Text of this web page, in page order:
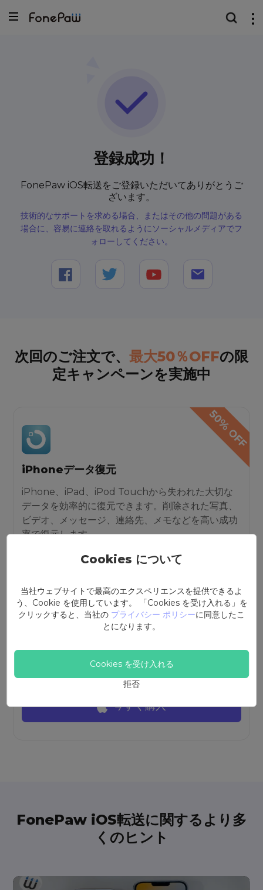
登録成功！
FonePaw iOS転送をご登録いただいてありがとうご
ざいます。
技術的なサポートを求める場合、またはその他の問題がある
場合に、容易に連絡を取れるようにソーシャルメディアでフ
ォローしてください。
次回のご注文で、 最大50％OFFの限
定キャンペーンを実施中
iPhoneデータ復元
iPhone、iPad、iPod Touchから失われた大切な
データを効率的に復元できます。削除された写真、
ビデオ、メッセージ、連絡先、メモなどを高い成功
率で復元します。
1ヶ月ライセンス
(税抜き)
今すぐ購入
FonePaw iOS転送に関するより多
くのヒント
Cookies について
当社ウェブサイトで最高のエクスペリエンスを提供できるよ
う、Cookie を使用しています。 「Cookies を受け入れる」を
クリックすると、当社の プライバシー ポリシーに同意したこ
とになります。
Cookies を受け入れる
拒否